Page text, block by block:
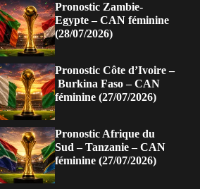
Pronostic Zambie-
Egypte – CAN féminine
(28/07/2026)
Pronostic Côte d’Ivoire –
Burkina Faso – CAN
féminine (27/07/2026)
Pronostic Afrique du
Sud – Tanzanie – CAN
féminine (27/07/2026)